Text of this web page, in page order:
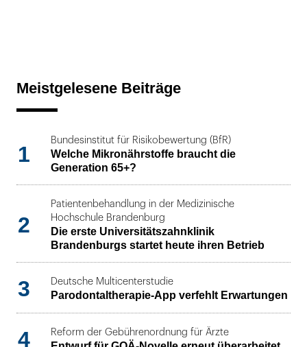
Meistgelesene Beiträge
1
Bundesinstitut für Risikobewertung (BfR)
Welche Mikronährstoffe braucht die
Generation 65+?
2
Patientenbehandlung in der Medizinische
Hochschule Brandenburg
Die erste Universitätszahnklinik
Brandenburgs startet heute ihren Betrieb
3 Deutsche Multicenterstudie
Parodontaltherapie-App verfehlt Erwartungen
4 Reform der Gebührenordnung für Ärzte